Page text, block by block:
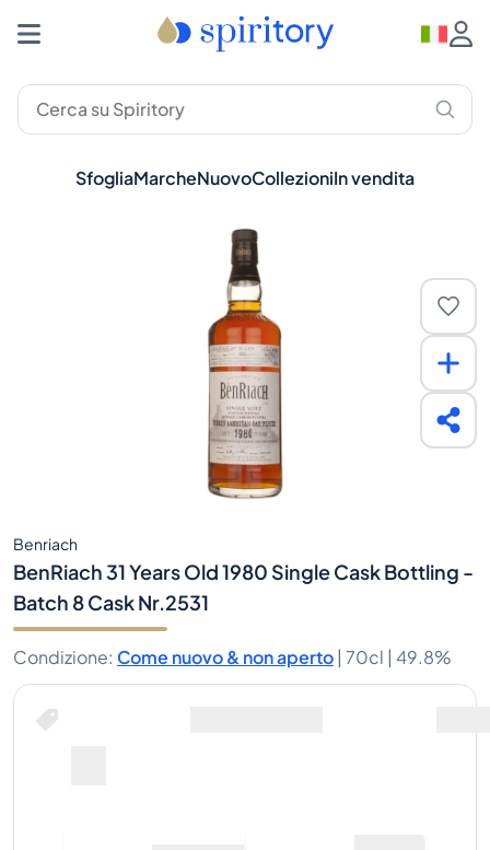
SfogliaMarcheNuovoCollezioniIn vendita
Benriach
BenRiach 31 Years Old 1980 Single Cask Bottling -
Batch 8 Cask Nr.2531
Condizione: Come nuovo & non aperto | 70cl | 49.8%